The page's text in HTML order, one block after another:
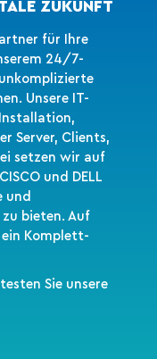
ZUKUNFT
für Ihre
24/7-
Unsere IT-
Server, Clients,
setzen wir auf
und DELL
und
bieten. Auf
Komplett-
Sie unsere